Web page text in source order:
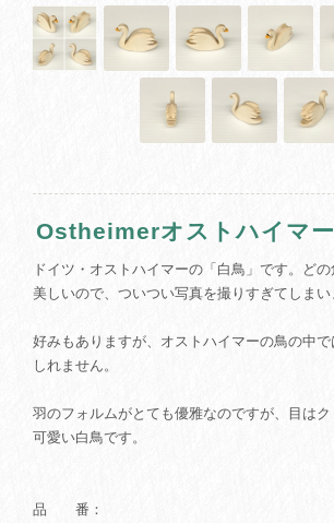
Ostheimerオストハイマ
ドイツ・オストハイマーの「白鳥」です。ど
美しいので、ついつい写真を撮りすぎてしまい
好みもありますが、オストハイマーの鳥の中
しれません。
羽のフォルムがとても優雅なのですが、目は
可愛い白鳥です。
品 番：